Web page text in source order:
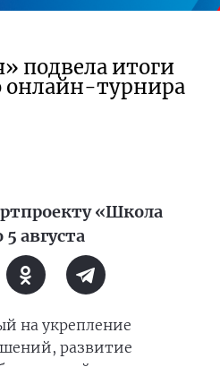
подвела итоги
онлайн-турнира
«Школа
августа
на укрепление
развитие